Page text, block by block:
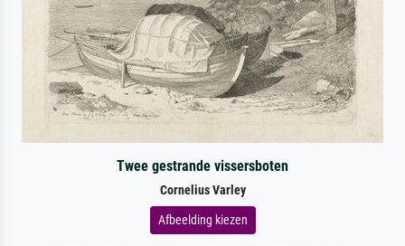
Twee gestrande vissersboten
Cornelius Varley
Afbeelding kiezen